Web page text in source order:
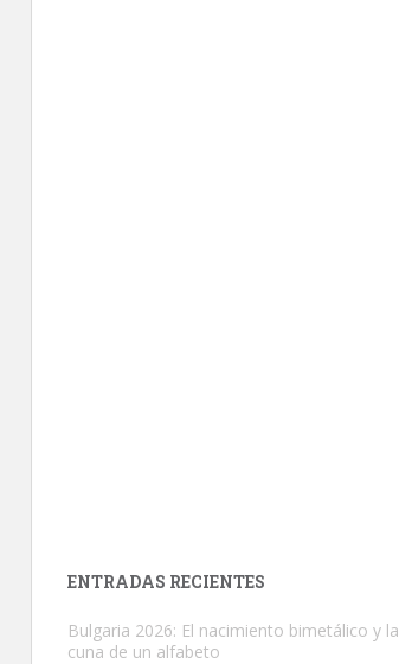
ENTRADAS RECIENTES
Bulgaria 2026: El nacimiento bimetálico y la
cuna de un alfabeto